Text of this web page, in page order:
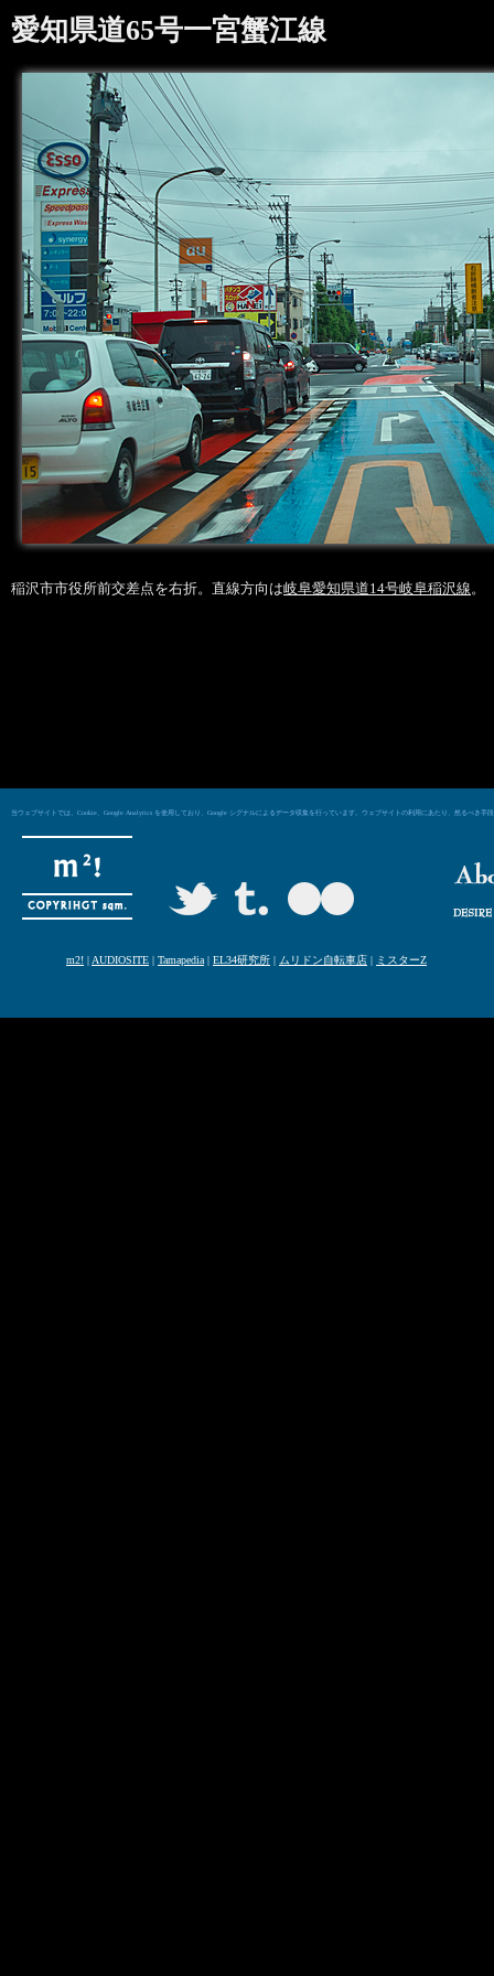
愛知県道65号一宮蟹江線
稲沢市市役所前交差点を右折。直線方向は岐阜愛知県道14号岐阜稲沢線。
当ウェブサイトでは、Cookie、Google Analytics を使用しており、Google シグナルによるデータ収集を行っています。ウェブサイトの利用にあたり、然るべき
m2! | AUDIOSITE | Tamapedia | EL34研究所 | ムリドン自転車店 | ミスターZ